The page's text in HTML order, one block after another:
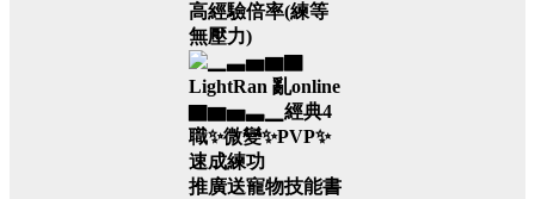
高經驗倍率(練等
無壓力)
推廣送寵物技能書